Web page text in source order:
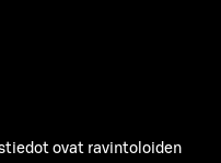
ovat ravintoloiden